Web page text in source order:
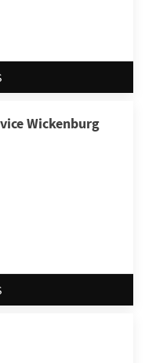
Wickenburg